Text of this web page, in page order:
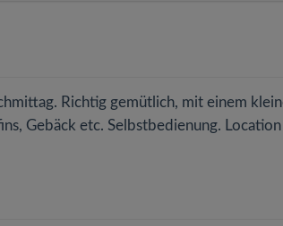
Richtig gemütlich, mit einem
Gebäck etc. Selbstbedienung.